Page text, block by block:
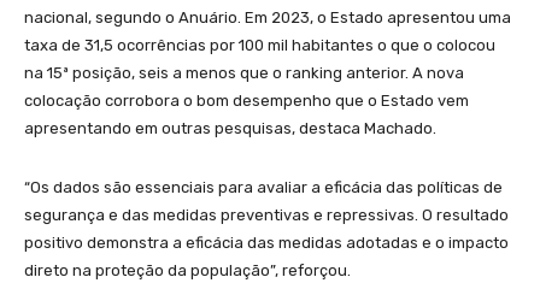
nacional, segundo o Anuário. Em 2023, o Estado apresentou uma
taxa de 31,5 ocorrências por 100 mil habitantes o que o colocou
na 15ª posição, seis a menos que o ranking anterior. A nova
colocação corrobora o bom desempenho que o Estado vem
apresentando em outras pesquisas, destaca Machado.
“Os dados são essenciais para avaliar a eficácia das políticas de
segurança e das medidas preventivas e repressivas. O resultado
positivo demonstra a eficácia das medidas adotadas e o impacto
direto na proteção da população”, reforçou.